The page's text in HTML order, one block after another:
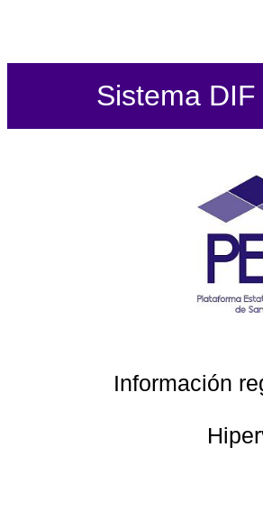
Sistema
Información